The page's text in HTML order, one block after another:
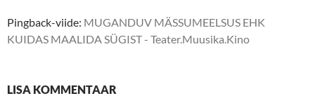
Pingback-viide: MUGANDUV MÄSSUMEELSUS EHK
KUIDAS MAALIDA SÜGIST - Teater.Muusika.Kino
LISA KOMMENTAAR